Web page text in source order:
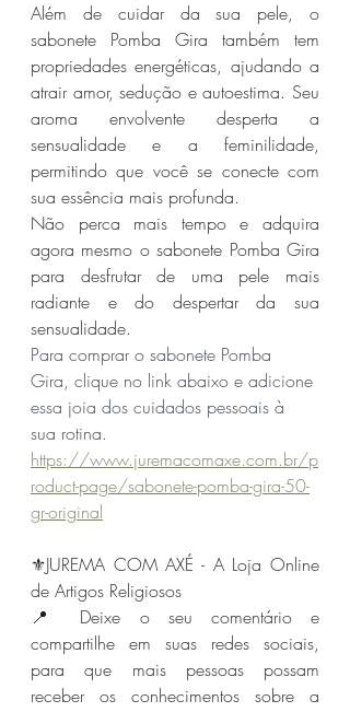
Além de cuidar da sua pele, o
sabonete Pomba Gira também tem
propriedades energéticas, ajudando a
atrair amor, sedução e autoestima. Seu
aroma envolvente desperta a
sensualidade e a feminilidade,
permitindo que você se conecte com
sua essência mais profunda.
Não perca mais tempo e adquira
agora mesmo o sabonete Pomba Gira
para desfrutar de uma pele mais
radiante e do despertar da sua
sensualidade.
Para comprar o sabonete Pomba
Gira, clique no link abaixo e adicione
essa joia dos cuidados pessoais à
sua rotina.
https://www.juremacomaxe.com.br/p
roduct-page/sabonete-pomba-gira-50-
gr-original
⚜️JUREMA COM AXÉ - A Loja Online
de Artigos Religiosos
📍 Deixe o seu comentário e
compartilhe em suas redes sociais,
para que mais pessoas possam
receber os conhecimentos sobre a